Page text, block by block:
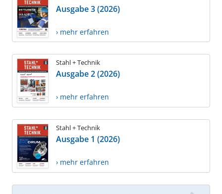
Ausgabe 3 (2026)
› mehr erfahren
Stahl + Technik
Ausgabe 2 (2026)
› mehr erfahren
Stahl + Technik
Ausgabe 1 (2026)
› mehr erfahren